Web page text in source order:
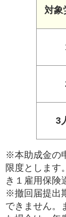
対象
3
※本助成金の
限度とします
き１雇用保険
※撤回届提出
できません。